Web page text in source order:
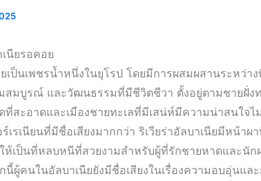
นียรอคอย
เป็นเพชรน้ำหนึ่งในยุโรป โดยมีการผสมผสานระหว่า
สมบูรณ์ และวัฒนธรรมที่มีชีวิตชีวา ตั้งอยู่ตามชายฝั่งท
ที่สะอาดและเมืองชายทะเลที่มีเสน่ห์มีความน่าสนใจ
ร์เรเนียนที่มีชื่อเสียงมากกว่า ริเวียร่าอัลบาเนียมีหน้า
ห้เป็นที่หลบหนีที่สวยงามสำหรับผู้ที่รักชายหาดและนั
นี้ผู้คนในอัลบาเนียยังมีชื่อเสียงในเรื่องความอบอุ่นแล